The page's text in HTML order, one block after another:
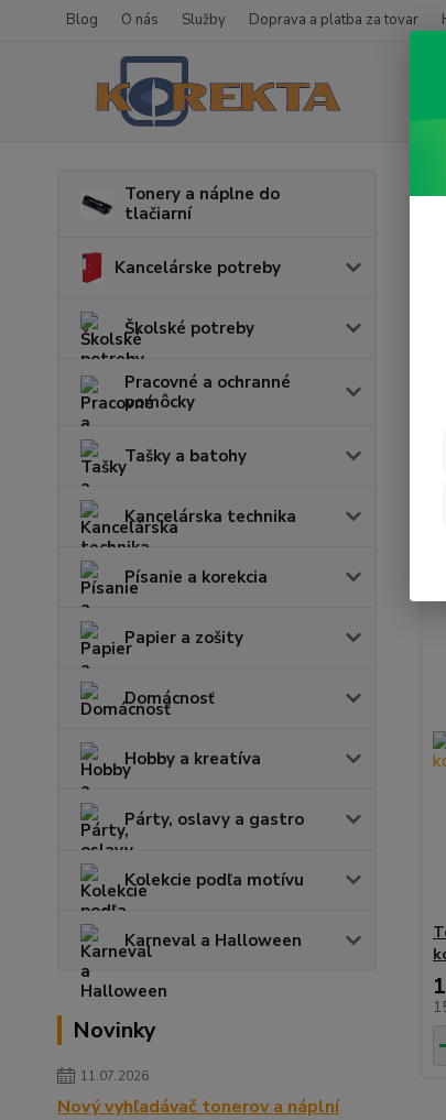
Blog O nás Služby Doprava a platba za tovar
Tonery a náplne do
tlačiarní
Kancelárske potreby
Školské potreby
Pracovné a ochranné
pomôcky
Tašky a batohy
Kancelárska technika
Písanie a korekcia
Papier a zošity
Domácnosť
Hobby a kreatíva
Párty, oslavy a gastro
Kolekcie podľa motívu
Karneval a Halloween
Novinky
11.07.2026
Nový vyhľadávač tonerov a náplní